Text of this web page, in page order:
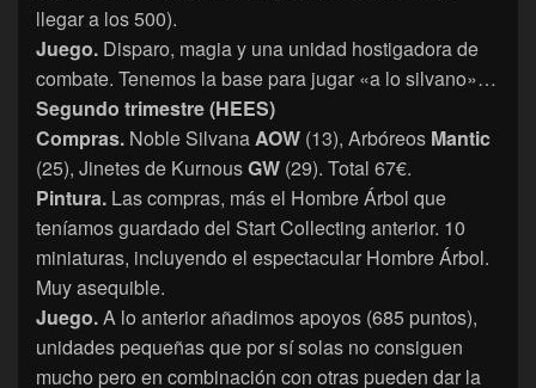
llegar a los 500).
Juego. Disparo, magia y una unidad hostigadora de
combate. Tenemos la base para jugar «a lo silvano»…
Segundo trimestre (HEES)
Compras. Noble SilvanaAOW (13), Arbóreos Mantic
(25), Jinetes de KurnousGW (29). Total 67€.
Pintura. Las compras, más el Hombre Árbol que
teníamos guardado del Start Collecting anterior. 10
miniaturas, incluyendo el espectacular Hombre Árbol.
Muy asequible.
Juego.A lo anterior añadimos apoyos (685 puntos),
unidades pequeñas que por sí solas no consiguen
mucho pero en combinación con otras pueden dar la